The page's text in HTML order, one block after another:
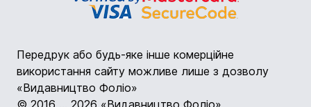
Передрук або будь-яке інше комерційне
використання сайту можливе лише з дозволу
«Видавництво Фоліо»
© 2016 ... 2026 «Видавництво Фоліо»